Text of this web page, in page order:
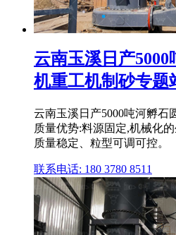
云南玉溪日产
机重工机制砂专题
云南玉溪日产5000吨河孵石
质量优势:料源固定,机械化
质量稳定、粒型可调可控。
联系电话: 180 3780 8511